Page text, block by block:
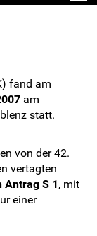
fand am
am
statt.
von der 42.
vertagten
Antrag S 1, mit
einer